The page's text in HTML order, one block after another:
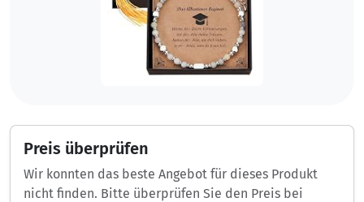
Preis überprüfen
Wir konnten das beste Angebot für dieses Produkt
nicht finden. Bitte überprüfen Sie den Preis bei